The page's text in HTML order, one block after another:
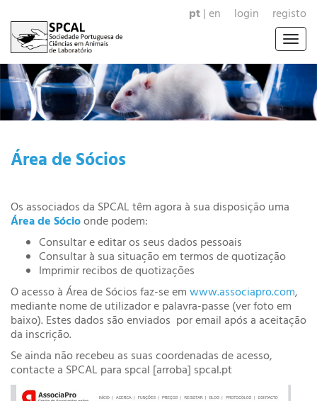
pt|en login
registo
Área de Sócios
Os associados da SPCAL têm agora à sua disposição uma
Área de Sócioonde podem:
Consultar e editar os seus dados pessoais
Consultar à sua situação em termos de quotização
Imprimir recibos de quotizações
O acesso à Área de Sócios faz-se emwww.associapro.com,
mediante nome de utilizador e palavra-passe (ver foto em
baixo). Estes dados são enviados por email após a aceitação
da inscrição.
Se ainda não recebeu as suas coordenadas de acesso,
contacte a SPCAL para spcal [arroba] spcal.pt